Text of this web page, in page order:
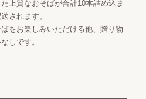
上質なおそばが合計10本詰め込ま
されます。
をお楽しみいただける他、贈り物
しです。